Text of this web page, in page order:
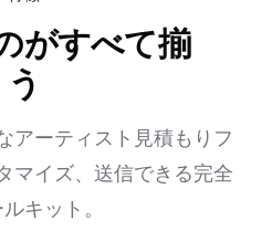
がすべて揃
う
アーティスト見積もりフ
マイズ、送信できる完全
キット。